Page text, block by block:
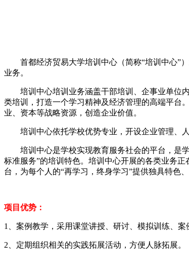
首都经济贸易大学培训中心（简称“培训中心”）
业务。
培训中心培训业务涵盖干部培训、企事业单位内
类培训，打造一个学习精神及经济管理的高端平台
业、资本等战略资源，创造企业价值。
培训中心依托学校优势专业，开设企业管理、人
培训中心是学校实现教育服务社会的平台，是学
标准服务”的培训特色。培训中心开展的各类业务
台，为每个人的“再学习，终身学习”提供独具特色
项目优势：
1、案例教学，采用课堂讲授、研讨、模拟训练、
2、定期组织相关的实践拓展活动，方便人脉拓展。